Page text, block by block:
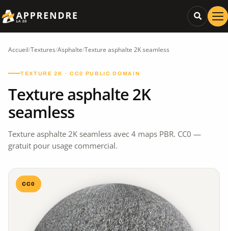
Accueil/Textures/Asphalte/Texture asphalte 2K seamless
TEXTURE 2K · CC0 PUBLIC DOMAIN
Texture asphalte 2K
seamless
Texture asphalte 2K seamless avec 4 maps PBR. CC0 —
gratuit pour usage commercial.
CC0